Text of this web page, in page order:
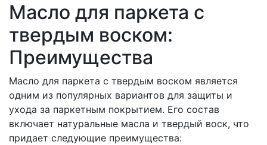
Масло для паркета с
твердым воском:
Преимущества
Масло для паркета с твердым воском является
одним из популярных вариантов для защиты и
ухода за паркетным покрытием. Его состав
включает натуральные масла и твердый воск, что
придает следующие преимущества: